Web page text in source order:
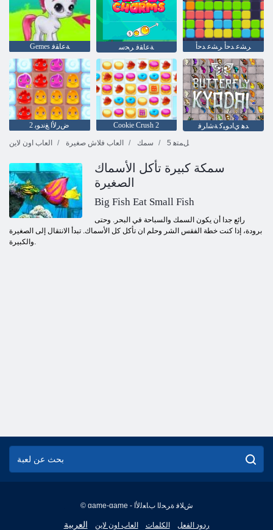
Gemes ﺔﻋﺎﻘﻓ ﺔﻋﺎﻘﻓ ﺮﺤﺳ ﺮﺸﻋ ﺪﺣﺃ ﺮﺸﻋ ﺪﺣﺃ
2 ﺽﺭﻷ ﺍ ﻎﻧﺩﻮﺑ Cookie Crush 2
ﺪﻫ ﻱﺍﺩﻮﻴﻛ ﺔﺷﺍﺮﻓ
العاب اون لاين
العاب فلاش صغيرة سمك 5 ﻞﻤﺘﻫ
سمكة كبيرة تأكل الأسماك
الصغيرة
Big Fish Eat Small Fish
رائع جدا أن يكون السمك والسباحة في البحر. وحتى
برودة، إذا كنت خطة الفقس الشر وحلم ان تأكل كل الأسماك. تبدأ الانتقال إلى الصغيرة
والكبيرة.
© game-game - ﺵﻼ ﻓ ﺓﺮﺤﻟﺍ ﺏﺎﻌﻟﻷ ﺍ
العربية
English
العاب اون لاين الكلمات ردود الفعل